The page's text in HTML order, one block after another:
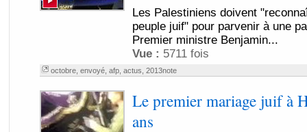
Les Palestiniens doivent
peuple juif" pour parvenir à une
Premier ministre Benjamin...
Vue : 5711 fois
octobre, envoyé, afp, actus 2013note
Le premier mariage juif à
ans